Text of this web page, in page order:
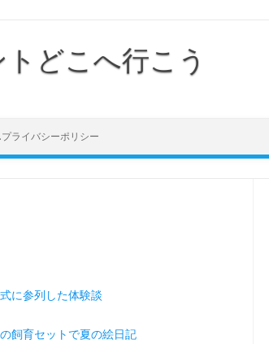
どこへ行こう
ライバシーポリシー
に参列した体験談
飼育セットで夏の絵日記